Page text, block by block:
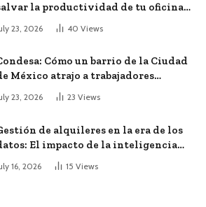
la productividad de tu oficina
23, 2026 40 Views
Cómo un barrio de la Ciudad
México atrajo a trabajadores
remotos de todo el mundo
23, 2026 23 Views
de alquileres en la era de los
El impacto de la inteligencia
16, 2026 15 Views